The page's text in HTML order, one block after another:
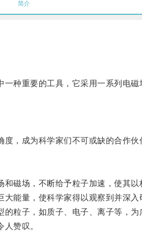
简介
重要的工具，它采用一系列电磁
，成为科学家们不可或缺的合作伙
磁场，不断给予粒子加速，使其以
量，使科学家得以观察到并深入
子，如质子、电子、离子等，为
赞叹。